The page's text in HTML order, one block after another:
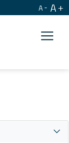
A A